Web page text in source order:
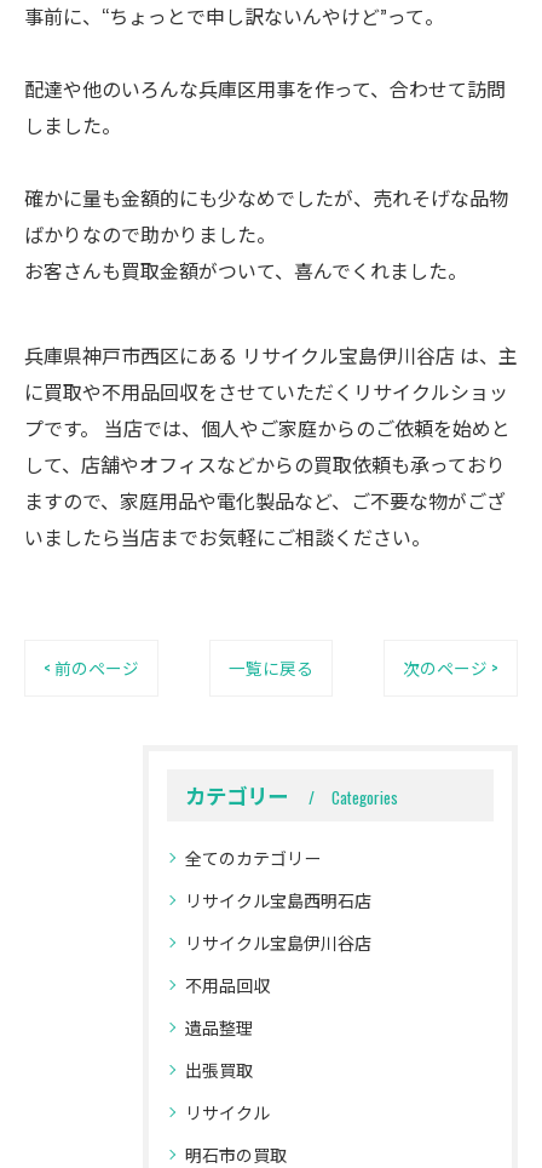
事前に、“ちょっとで申し訳ないんやけど”って。
配達や他のいろんな兵庫区用事を作って、合わせて訪問
しました。
確かに量も金額的にも少なめでしたが、売れそげな品物
ばかりなので助かりました。
お客さんも買取金額がついて、喜んでくれました。
兵庫県神戸市西区にある リサイクル宝島伊川谷店 は、主
に買取や不用品回収をさせていただくリサイクルショッ
プです。 当店では、個人やご家庭からのご依頼を始めと
して、店舗やオフィスなどからの買取依頼も承っており
ますので、家庭用品や電化製品など、ご不要な物がござ
いましたら当店までお気軽にご相談ください。
< 前のページ 一覧に戻る 次のページ >
カテゴリー Categories
全てのカテゴリー
リサイクル宝島西明石店
リサイクル宝島伊川谷店
不用品回収
遺品整理
出張買取
リサイクル
明石市の買取